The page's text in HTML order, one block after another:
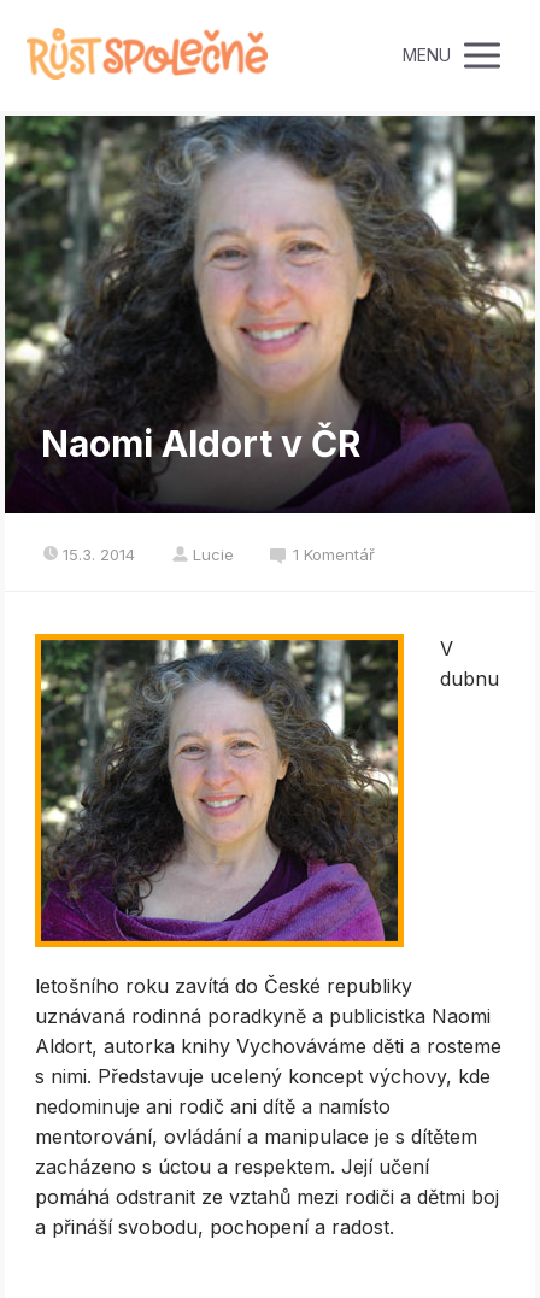
MENU
Naomi Aldort v ČR
15.3. 2014 Lucie 1 Komentář
V
dubnu
letošního roku zavítá do České republiky
uznávaná rodinná poradkyně a publicistka Naomi
Aldort, autorka knihy Vychováváme děti a rosteme
s nimi. Představuje ucelený koncept výchovy, kde
nedominuje ani rodič ani dítě a namísto
mentorování, ovládání a manipulace je s dítětem
zacházeno s úctou a respektem. Její učení
pomáhá odstranit ze vztahů mezi rodiči a dětmi boj
a přináší svobodu, pochopení a radost.